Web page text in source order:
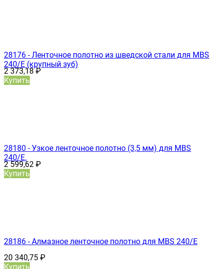
28176 - Ленточное полотно из шведской стали для MBS
240/E (крупный зуб)
2 373,18₽
Купить
28180 - Узкое ленточное полотно (3,5 мм) для MBS
240/E.
2 599,62 ₽
Купить
28186 - Алмазное ленточное полотно для MBS 240/E
20 340,75 ₽
Купить